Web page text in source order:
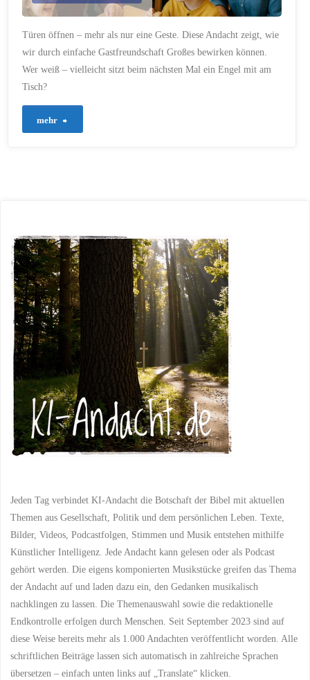
Türen öffnen – mehr als nur eine Geste. Diese Andacht zeigt, wie
wir durch einfache Gastfreundschaft Großes bewirken können.
Wer weiß – vielleicht sitzt beim nächsten Mal ein Engel mit am
Tisch?
mehr
Jeden Tag verbindet KI-Andacht die Botschaft der Bibel mit aktuellen
Themen aus Gesellschaft, Politik und dem persönlichen Leben. Texte,
Bilder, Videos, Podcastfolgen, Stimmen und Musik entstehen mithilfe
Künstlicher Intelligenz. Jede Andacht kann gelesen oder als Podcast
gehört werden. Die eigens komponierten Musikstücke greifen das Thema
der Andacht auf und laden dazu ein, den Gedanken musikalisch
nachklingen zu lassen. Die Themenauswahl sowie die redaktionelle
Endkontrolle erfolgen durch Menschen. Seit September 2023 sind auf
diese Weise bereits mehr als 1.000 Andachten veröffentlicht worden. Alle
schriftlichen Beiträge lassen sich automatisch in zahlreiche Sprachen
übersetzen – einfach unten links auf „Translate“ klicken.